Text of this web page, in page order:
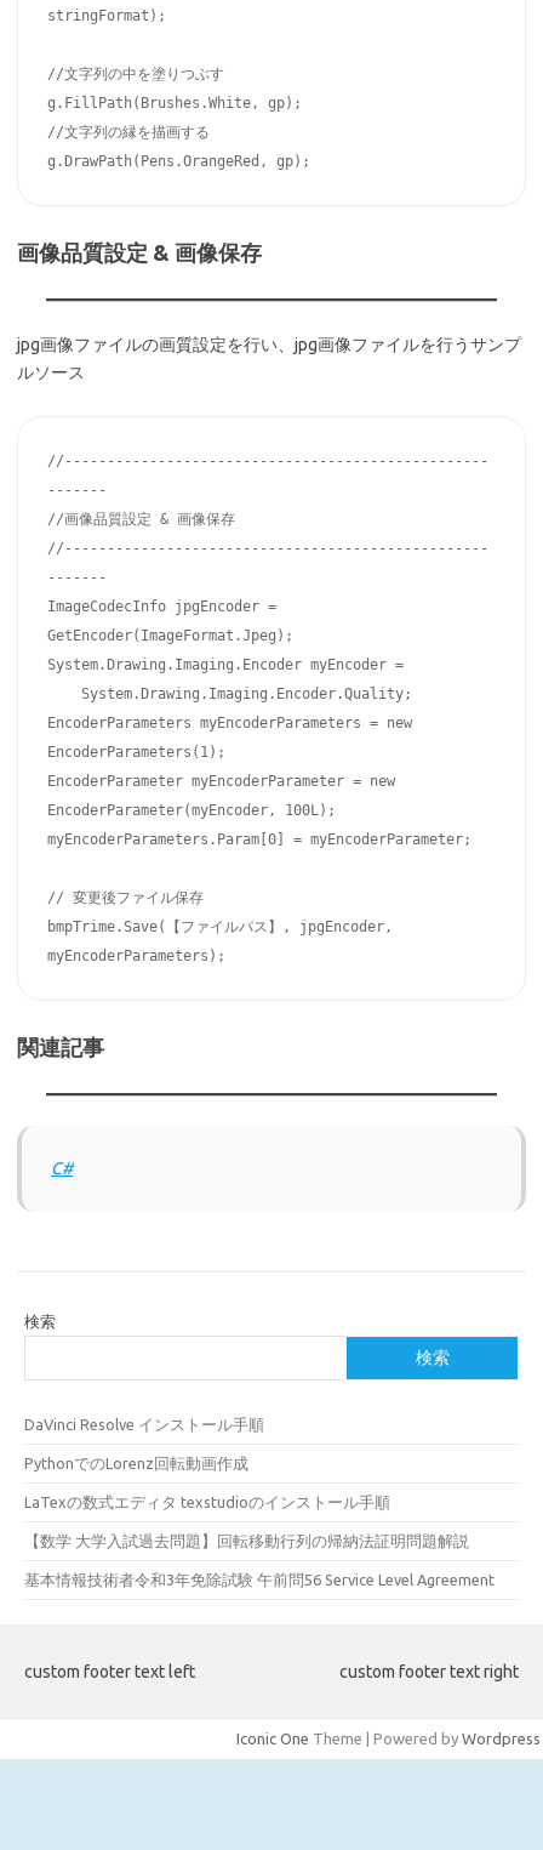
stringFormat);
//文字列の中を塗りつぶす
g.FillPath(Brushes.White, gp);
//文字列の縁を描画する
g.DrawPath(Pens.OrangeRed, gp);
画像品質設定 & 画像保存
jpg画像ファイルの画質設定を行い、jpg画像ファイルを行うサンプ
ルソース
//--------------------------------------------------
-------
//画像品質設定 & 画像保存
//--------------------------------------------------
-------
ImageCodecInfo jpgEncoder =
GetEncoder(ImageFormat.Jpeg);
System.Drawing.Imaging.Encoder myEncoder =
EncoderParameters myEncoderParameters = new
EncoderParameters(1);
EncoderParameter myEncoderParameter = new
EncoderParameter(myEncoder, 100L);
myEncoderParameters.Param[0] = myEncoderParameter;
// 変更後ファイル保存
bmpTrime.Save(【ファイルパス】, jpgEncoder,
myEncoderParameters);
関連記事
C#
検索
検索
DaVinci Resolve インストール手順
PythonでのLorenz回転動画作成
LaTexの数式エディタ texstudioのインストール手順
【数学 大学入試過去問題】回転移動行列の帰納法証明問題解説
基本情報技術者令和3年免除試験 午前問56 Service Level Agreement
custom footer text left custom footer text right
Iconic One Theme | Powered by Wordpress